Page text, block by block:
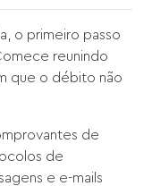
o primeiro passo
reunindo
que o débito não
de
de
e e-mails